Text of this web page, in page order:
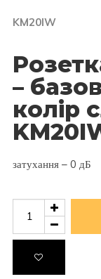
KM20IW
–
колір
затухання – 0 дБ
телевізійна
TV
базова,
2